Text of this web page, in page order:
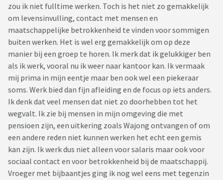
zou ik niet fulltime werken. Toch is het niet zo gemakkelijk
om levensinvulling, contact met mensen en
maatschappelijke betrokkenheid te vinden voor sommigen
buiten werken. Het is wel erg gemakkelijk om op deze
manier bij een groep te horen. Ik merk dat ik gelukkiger ben
als ik werk, vooral nu ik weer naar kantoor kan. Ik vermaak
mij prima in mijn eentje maar ben ook wel een piekeraar
soms. Werk bied dan fijn afleiding en de focus op iets anders.
Ik denk dat veel mensen dat niet zo doorhebben tot het
wegvalt. Ik zie bij mensen in mijn omgeving die met
pensioen zijn, een uitkering zoals Wajong ontvangen of om
een andere reden niet kunnen werken het echt een gemis
kan zijn. Ik werk dus niet alleen voor salaris maar ook voor
sociaal contact en voor betrokkenheid bij de maatschappij.
Vroeger met bijbaantjes ging ik nog wel eens met tegenzin